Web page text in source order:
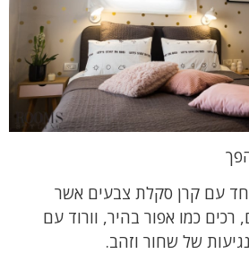
עם קרן סקלת צבעים אשר
רכים כמו אפור בהיר, וורוד עם
של שחור וזהב.